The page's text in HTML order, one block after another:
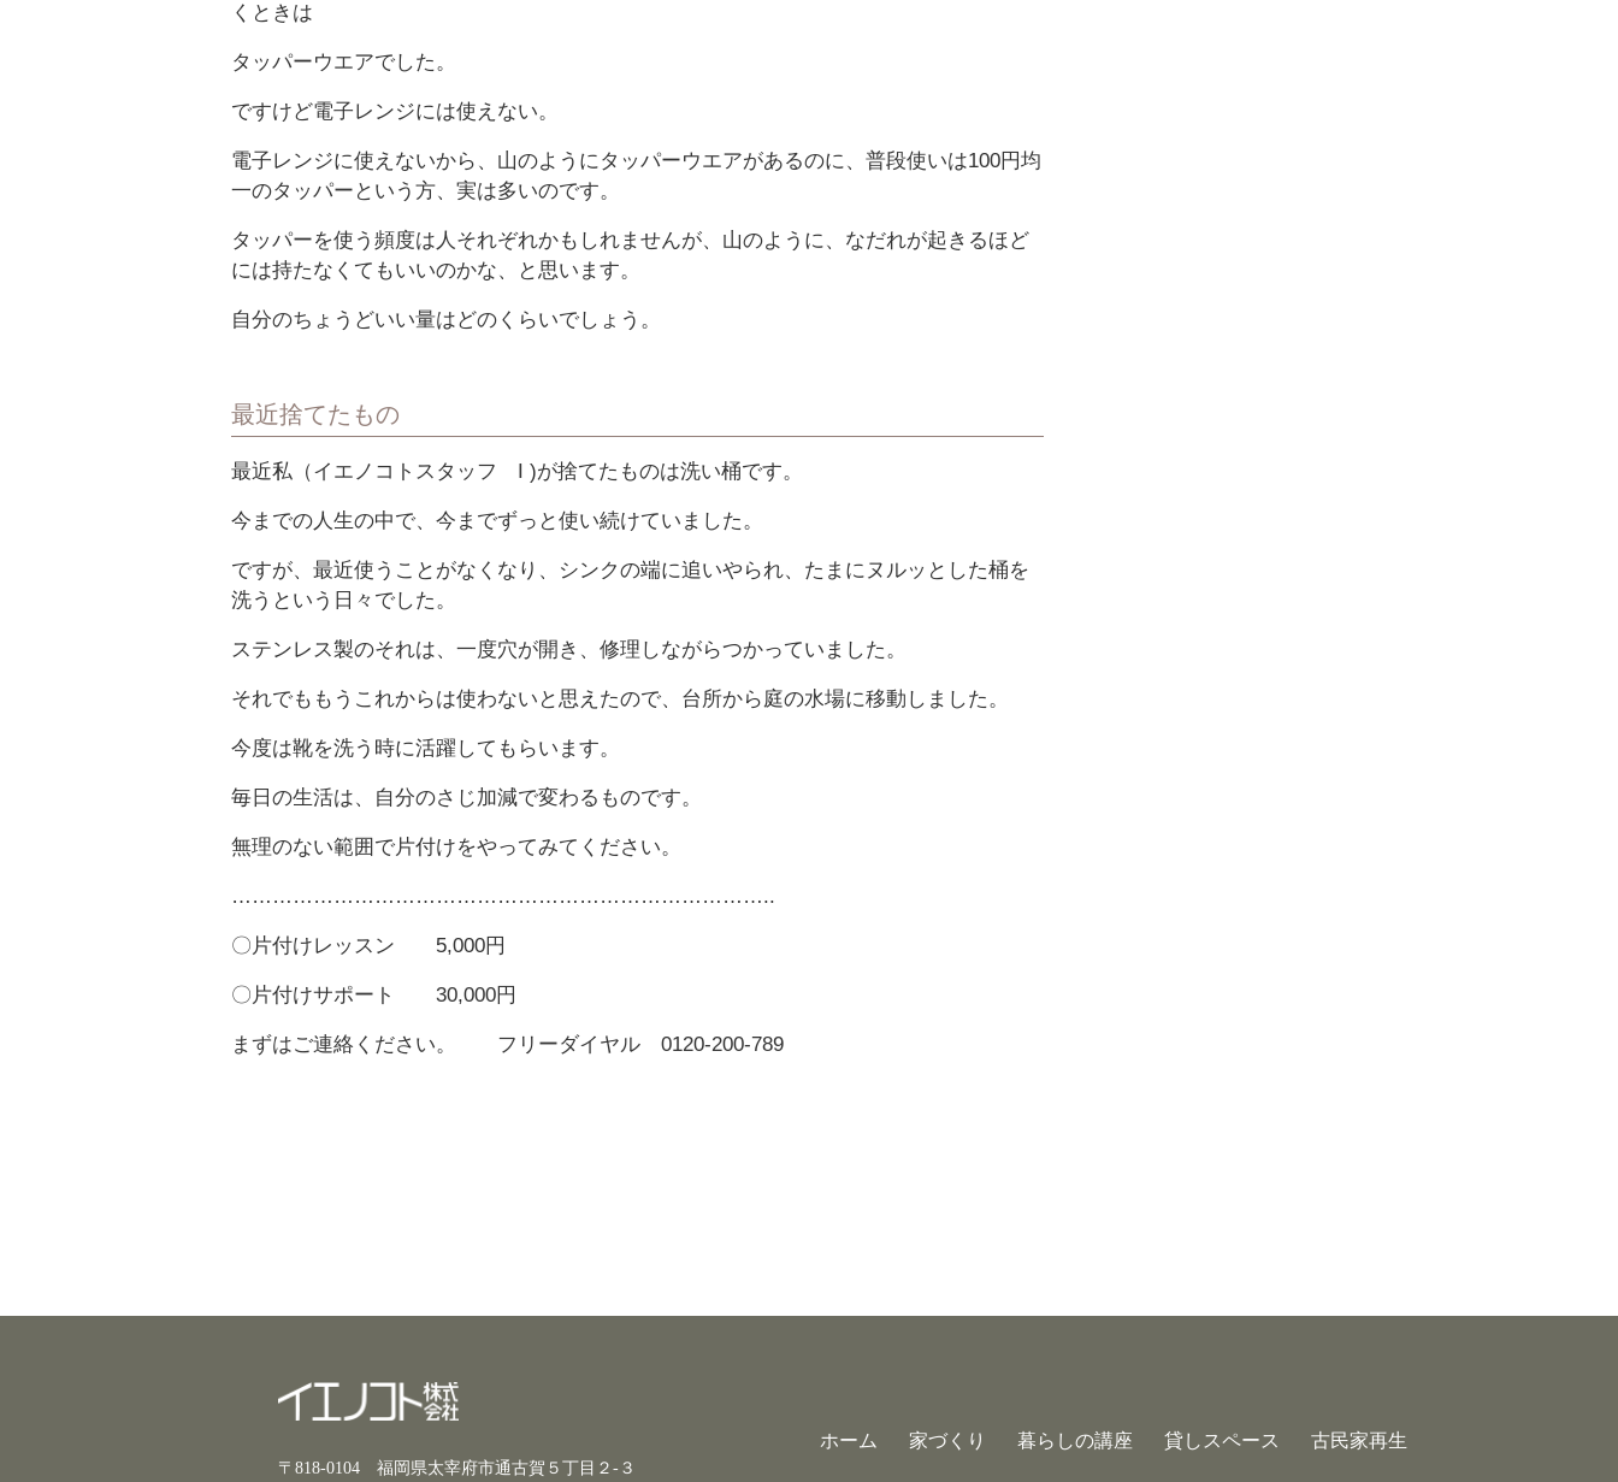
くときは
タッパーウエアでした。
ですけど電子レンジには使えない。
電子レンジに使えないから、山のようにタッパーウエアがあるのに、普段使いは100円均
一のタッパーという方、実は多いのです。
タッパーを使う頻度は人それぞれかもしれませんが、山のように、なだれが起きるほど
には持たなくてもいいのかな、と思います。
自分のちょうどいい量はどのくらいでしょう。
最近捨てたもの
最近私（イエノコトスタッフ I )が捨てたものは洗い桶です。
今までの人生の中で、今までずっと使い続けていました。
ですが、最近使うことがなくなり、シンクの端に追いやられ、たまにヌルッとした桶を
洗うという日々でした。
ステンレス製のそれは、一度穴が開き、修理しながらつかっていました。
それでももうこれからは使わないと思えたので、台所から庭の水場に移動しました。
今度は靴を洗う時に活躍してもらいます。
毎日の生活は、自分のさじ加減で変わるものです。
無理のない範囲で片付けをやってみてください。
……………………………………………………………………..
〇片付けレッスン 5,000円
〇片付けサポート 30,000円
まずはご連絡ください。 フリーダイヤル 0120-200-789
ホーム 家づくり 暮らしの講座 貸しスペース 古民家再生
〒818-0104 福岡県太宰府市通古賀５丁目２-３